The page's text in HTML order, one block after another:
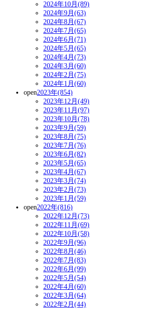
2024年10月(89)
2024年9月(63)
2024年8月(67)
2024年7月(65)
2024年6月(71)
2024年5月(65)
2024年4月(73)
2024年3月(60)
2024年2月(75)
2024年1月(60)
open2023年(854)
2023年12月(49)
2023年11月(97)
2023年10月(78)
2023年9月(59)
2023年8月(75)
2023年7月(76)
2023年6月(82)
2023年5月(65)
2023年4月(67)
2023年3月(74)
2023年2月(73)
2023年1月(59)
open2022年(816)
2022年12月(73)
2022年11月(69)
2022年10月(58)
2022年9月(96)
2022年8月(46)
2022年7月(83)
2022年6月(99)
2022年5月(54)
2022年4月(60)
2022年3月(64)
2022年2月(44)